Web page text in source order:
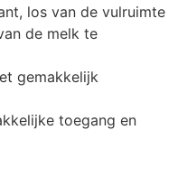
los van de vulruimte
de melk te
gemakkelijk
toegang en